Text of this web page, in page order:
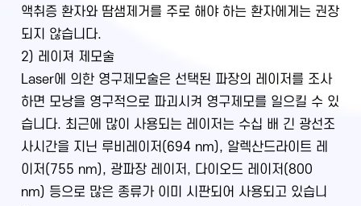
액취증 환자와 땀샘제거를 주로 해야 하는 환자에게는 권장
되지 않습니다.
2) 레이져 제모술
Laser에 의한 영구제모술은 선택된 파장의 레이저를 조사
하면 모낭을 영구적으로 파괴시켜 영구제모를 일으킬 수 있
습니다. 최근에 많이 사용되는 레이저는 수십 배 긴 광선조
사시간을 지닌 루비레이저(694 nm), 알렉산드라이트 레
이저(755 nm), 광파장 레이저, 다이오드 레이저(800
nm) 등으로 많은 종류가 이미 시판되어 사용되고 있습니